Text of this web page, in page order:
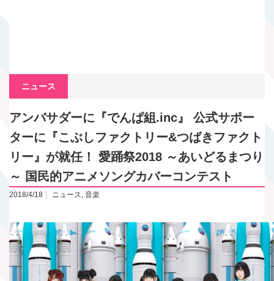
ニュース
アンバサダーに『でんぱ組.inc』 公式サポー
ターに『こぶしファクトリー&つばきファクト
リー』が就任！ 愛踊祭2018 ～あいどるまつり
～ 国民的アニメソングカバーコンテスト
2018/4/18 ニュース, 音楽